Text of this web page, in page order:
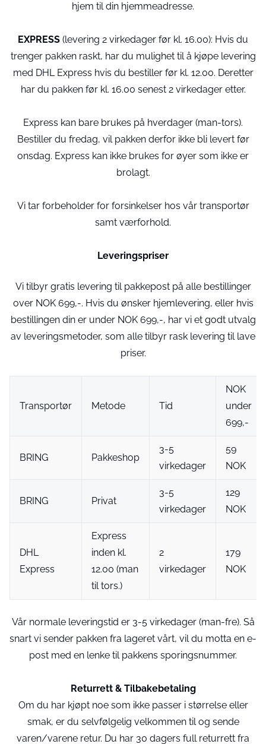
hjem til din hjemmeadresse.
EXPRESS (levering 2 virkedager før kl. 16.00): Hvis du
trenger pakken raskt, har du mulighet til å kjøpe levering
med DHL Express hvis du bestiller før kl. 12.00. Deretter
har du pakken før kl. 16.00 senest 2 virkedager etter.
Express kan bare brukes på hverdager (man-tors).
Bestiller du fredag, vil pakken derfor ikke bli levert før
onsdag. Express kan ikke brukes for øyer som ikke er
brolagt.
Vi tar forbeholder for forsinkelser hos vår transportør
samt værforhold.
Leveringspriser
Vi tilbyr gratis levering til pakkepost på alle bestillinger
over NOK 699,-. Hvis du ønsker hjemlevering, eller hvis
bestillingen din er under NOK 699,-, har vi et godt utvalg
av leveringsmetoder, som alle tilbyr rask levering til lave
priser.
Transportør Metode Tid
NOK
under
699,-
BRING Pakkeshop
3-5
virkedager
59
NOK
BRING Privat
3-5
virkedager
129
NOK
DHL
Express
Express
inden kl.
12.00 (man
til tors.)
2
virkedager
179
NOK
Vår normale leveringstid er 3-5 virkedager (man-fre). Så
snart vi sender pakken fra lageret vårt, vil du motta en e-
post med en lenke til pakkens sporingsnummer.
Returrett & Tilbakebetaling
Om du har kjøpt noe som ikke passer i størrelse eller
smak, er du selvfølgelig velkommen til og sende
varen/varene retur. Du har 30 dagers full returrett fra